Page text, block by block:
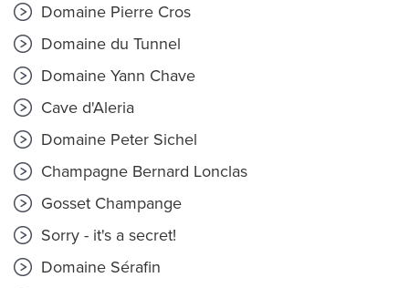
Domaine Pierre Cros
Domaine du Tunnel
Domaine Yann Chave
Cave d'Aleria
Domaine Peter Sichel
Champagne Bernard Lonclas
Gosset Champange
Sorry - it's a secret!
Domaine Sérafin